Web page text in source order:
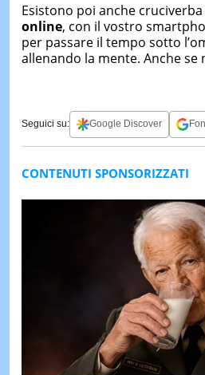
Esistono poi anche
online, con il vostro
per passare il tempo sotto
allenando la mente. Anche se
Seguici su: Google Discover